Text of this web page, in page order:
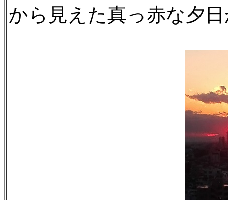
から見えた真っ赤な夕